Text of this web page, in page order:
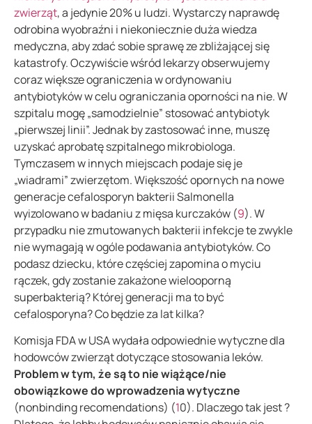
zwierząt, a jedynie 20% u ludzi. Wystarczy naprawdę
odrobina wyobraźni i niekoniecznie duża wiedza
medyczna, aby zdać sobie sprawę ze zbliżającej się
katastrofy. Oczywiście wśród lekarzy obserwujemy
coraz większe ograniczenia w ordynowaniu
antybiotyków w celu ograniczania oporności na nie. W
szpitalu mogę „samodzielnie” stosować antybiotyk
„pierwszej linii”. Jednak by zastosować inne, muszę
uzyskać aprobatę szpitalnego mikrobiologa.
Tymczasem w innych miejscach podaje się je
„wiadrami” zwierzętom. Większość opornych na nowe
generacje cefalosporyn bakterii Salmonella
wyizolowano w badaniu z mięsa kurczaków (9). W
przypadku nie zmutowanych bakterii infekcje te zwykle
nie wymagają w ogóle podawania antybiotyków. Co
podasz dziecku, które częściej zapomina o myciu
rączek, gdy zostanie zakażone wielooporną
superbakterią? Której generacji ma to być
cefalosporyna? Co będzie za lat kilka?
Komisja FDA w USA wydała odpowiednie wytyczne dla
hodowców zwierząt dotyczące stosowania leków.
Problem w tym, że są to nie wiążące/nie
obowiązkowe do wprowadzenia wytyczne
(nonbinding recomendations) (10). Dlaczego tak jest ?